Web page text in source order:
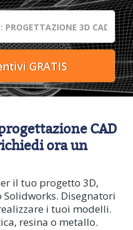
CAD
ora un
il tuo progetto 3D,
Solidworks. Disegnatori
i tuoi modelli.
resina o metallo.